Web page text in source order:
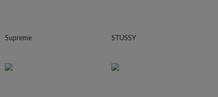
Supreme STUSSY